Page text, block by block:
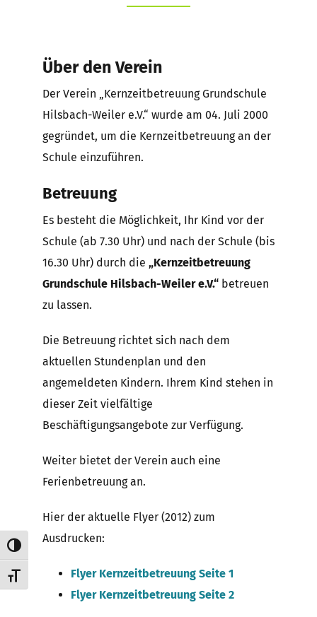
Umschalten auf hohe Kontraste
Schrift vergrößern
Förderverein
Suche
nach:
Über den Verein
Der Verein „Kernzeitbetreuung Grundschule
Hilsbach-Weiler e.V.“ wurde am 04. Juli 2000
gegründet, um die Kernzeitbetreuung an der
Schule einzuführen.
Betreuung
Es besteht die Möglichkeit, Ihr Kind vor der
Schule (ab 7.30 Uhr) und nach der Schule (bis
16.30 Uhr) durch die „Kernzeitbetreuung
Grundschule Hilsbach-Weiler e.V.“betreuen
zu lassen.
Die Betreuung richtet sich nach dem
aktuellen Stundenplan und den
angemeldeten Kindern. Ihrem Kind stehen in
dieser Zeit vielfältige
Beschäftigungsangebote zur Verfügung.
Weiter bietet der Verein auch eine
Ferienbetreuung an.
Hier der aktuelle Flyer (2012) zum
Ausdrucken:
Flyer Kernzeitbetreuung Seite 1
Flyer Kernzeitbetreuung Seite 2